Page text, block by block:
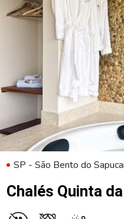
SP - São Bento do
Chalés Quinta